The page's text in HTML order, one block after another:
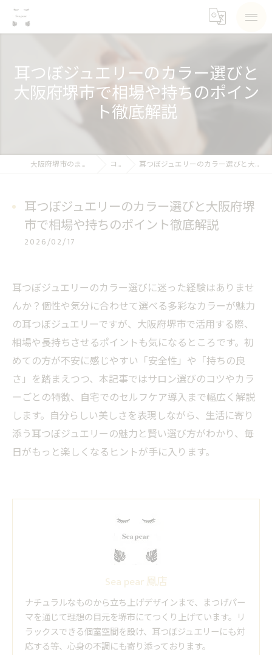
耳つぼジュエリーのカラー選びと
大阪府堺市で相場や持ちのポイン
ト徹底解説
大阪府堺市のまつげパーマならSea pear コラム 耳つぼジュエリーのカラー選びと大阪府堺市で相場や持ちのポイント徹底解説
耳つぼジュエリーのカラー選びと大阪府堺
市で相場や持ちのポイント徹底解説
2026/02/17
耳つぼジュエリーのカラー選びに迷った経験はありませ
んか？個性や気分に合わせて選べる多彩なカラーが魅力
の耳つぼジュエリーですが、大阪府堺市で活用する際、
相場や長持ちさせるポイントも気になるところです。初
めての方が不安に感じやすい「安全性」や「持ちの良
さ」を踏まえつつ、本記事ではサロン選びのコツやカラ
ーごとの特徴、自宅でのセルフケア導入まで幅広く解説
します。自分らしい美しさを表現しながら、生活に寄り
添う耳つぼジュエリーの魅力と賢い選び方がわかり、毎
日がもっと楽しくなるヒントが手に入ります。
Sea pear 鳳店
ナチュラルなものから立ち上げデザインまで、まつげパー
マを通じて理想の目元を堺市にてつくり上げています。リ
ラックスできる個室空間を設け、耳つぼジュエリーにも対
応する等、心身の不調にも寄り添っております。